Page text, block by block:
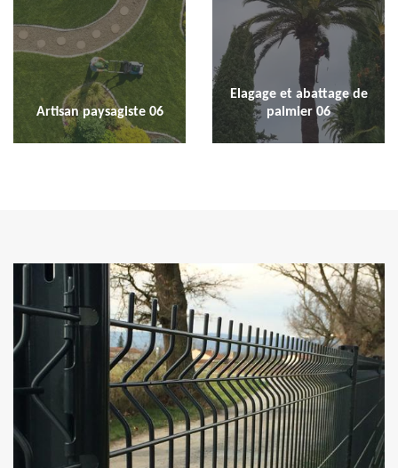
Artisan paysagiste 06
Elagage et abattage de
palmier 06